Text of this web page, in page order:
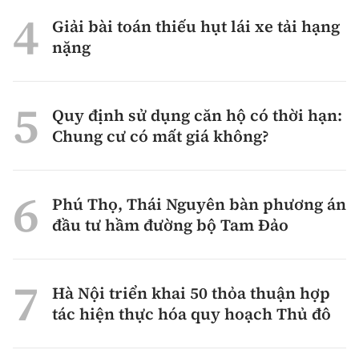
Giải bài toán thiếu hụt lái xe tải hạng
nặng
Quy định sử dụng căn hộ có thời hạn:
Chung cư có mất giá không?
Phú Thọ, Thái Nguyên bàn phương án
đầu tư hầm đường bộ Tam Đảo
Hà Nội triển khai 50 thỏa thuận hợp
tác hiện thực hóa quy hoạch Thủ đô